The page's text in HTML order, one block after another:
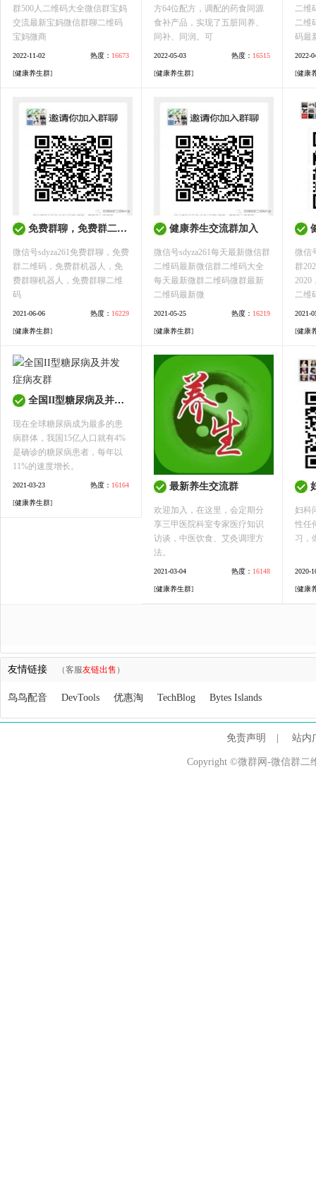
群500人二维码大全微信群宝妈
交流最新宝妈微信群聊二维码
宝妈微商
2022-11-02 热度： 16673
[健康养生群]
方64位配方，调配的药食同源
食补产品，实现了五脏同养、
同补、同润。可
2022-05-03 热度： 16515
[健康养生群]
二维
二维
码最
2022-
[健康
免费群聊，免费群二维码，免费群机器人
微信号sdyza261免费群聊，免费
群二维码，免费群机器人，免
费群聊机器人，免费群聊二维
码
2021-06-06 热度： 16229
[健康养生群]
健康养生交流群加入
微信号sdyza261每天最新微信群
二维码最新微信群二维码大全
每天最新微群二维码微群最新
二维码最新微
2021-05-25 热度： 16219
[健康养生群]
微信
群
2020
二维
2021-
[健康
全国II型糖尿病及并发症病友群
现在全球糖尿病成为最多的患
病群体，我国15亿人口就有4%
是确诊的糖尿病患者，每年以
11%的速度增长。
2021-03-23 热度： 16164
[健康养生群]
最新养生交流群
欢迎加入，在这里，会定期分
享三甲医院科室专家医疗知识
访谈，中医饮食、艾灸调理方
法。
2021-03-04 热度： 16148
[健康养生群]
妇科
性任
习，
2020-
[健康
友情链接 （客服友链出售 ）
鸟鸟配音 DevTools 优惠淘 TechBlog Bytes Islands
免责声明 站内
Copyright ©微群网-微信群二